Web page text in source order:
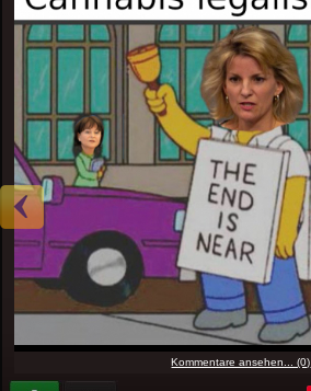
Kommentare ansehen... (0)